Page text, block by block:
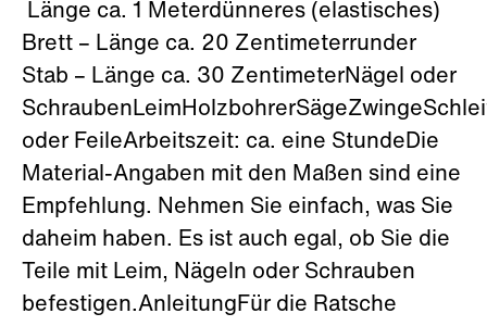
Länge ca. 1 Meterdünneres (elastisches)
Brett – Länge ca. 20 Zentimeterrunder
Stab – Länge ca. 30 ZentimeterNägel oder
oder FeileArbeitszeit: ca. eine StundeDie
Material-Angaben mit den Maßen sind eine
Empfehlung. Nehmen Sie einfach, was Sie
daheim haben. Es ist auch egal, ob Sie die
Teile mit Leim, Nägeln oder Schrauben
befestigen.AnleitungFür die Ratsche